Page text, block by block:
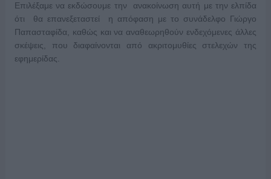
Επιλέξαμε να εκδώσουμε την ανακοίνωση αυτή με την ελπίδα
ότι θα επανεξεταστεί η απόφαση με το συνάδελφο Γιώργο
Παπασταφίδα, καθώς και να αναθεωρηθούν ενδεχόμενες άλλες
σκέψεις, που διαφαίνονται από ακριτομυθίες στελεχών της
εφημερίδας.